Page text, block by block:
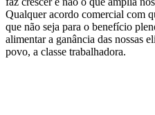
Qualquer acordo comercial com
que não seja para o benefício
alimentar a ganância das nossas
povo, a classe trabalhadora.